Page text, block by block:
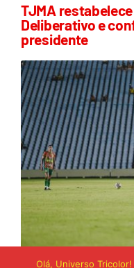
TJMA
Deliberativo e
presidente
21 de junho de 2026
Olá, Universo